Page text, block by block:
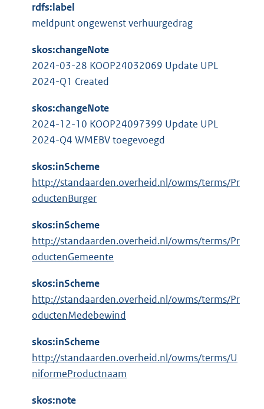
k
:
n
k
:
e
r
n
e
l
n
k
:
rdfs:label
meldpunt ongewenst verhuurgedrag
skos:changeNote
2024-03-28 KOOP24032069 Update UPL
2024-Q1 Created
skos:changeNote
2024-12-10 KOOP24097399 Update UPL
2024-Q4 WMEBV toegevoegd
skos:inScheme
http://standaarden.overheid.nl/owms/terms/Pr
oductenBurger
skos:inScheme
http://standaarden.overheid.nl/owms/terms/Pr
oductenGemeente
skos:inScheme
http://standaarden.overheid.nl/owms/terms/Pr
oductenMedebewind
skos:inScheme
http://standaarden.overheid.nl/owms/terms/U
niformeProductnaam
skos:note